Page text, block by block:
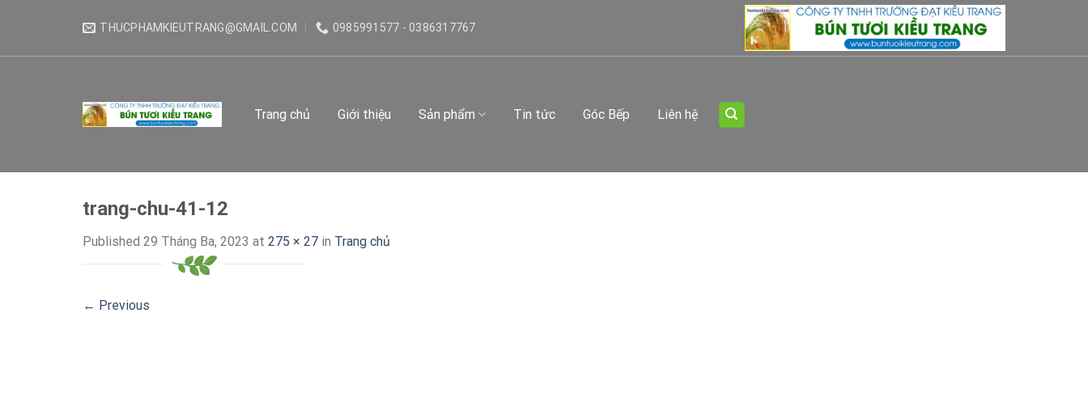
THUCPHAMKIEUTRANG@GMAIL.COM 0985991577 - 0386317767
Trang chủ Giới thiệu Sản phẩm Tin tức Góc Bếp Liên hệ
trang-chu-41-12
Published 29 Tháng Ba, 2023 at 275 × 27 in Trang chủ
← Previous